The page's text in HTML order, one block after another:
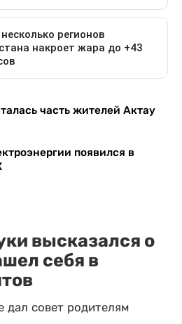
часть жителей Актау
появился в
высказался о
себя в
дал совет родителям